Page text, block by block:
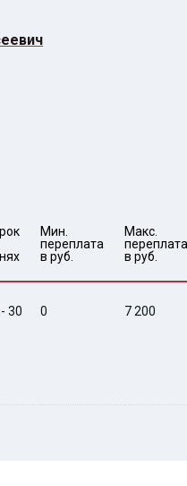
Мин.
переплата
в руб.
Макс.
переплата
в руб.
30 0 7 200